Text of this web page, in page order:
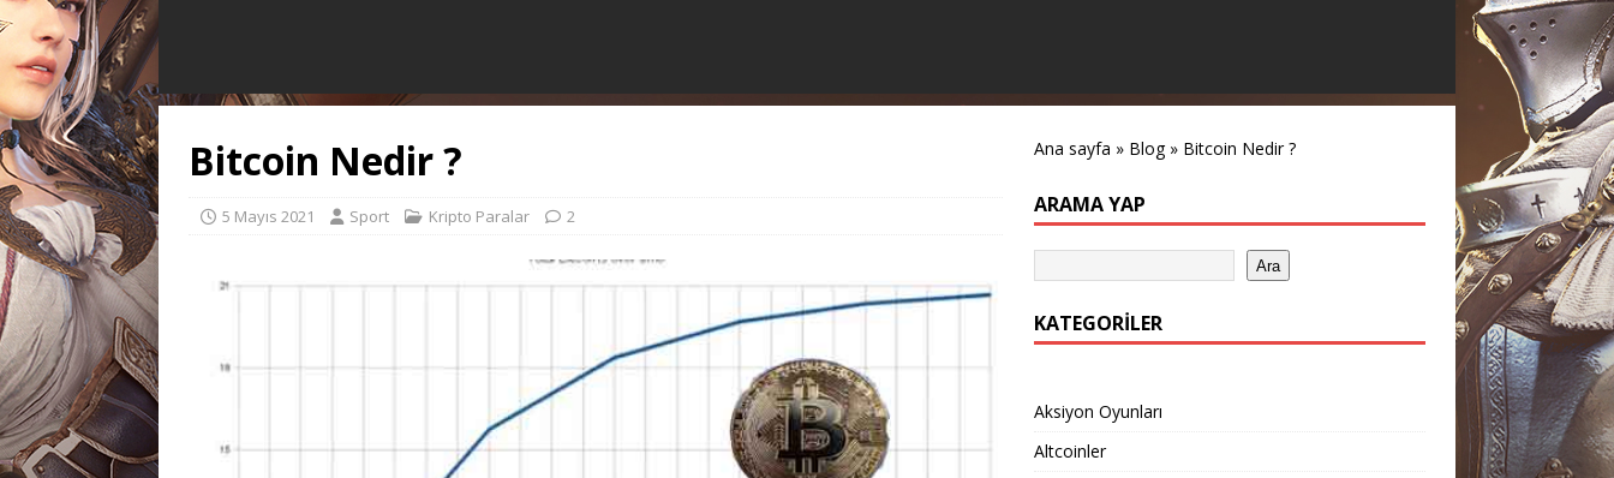
Bitcoin Nedir ?
5 Mayıs 2021 Sport Kripto Paralar 2
Ana sayfa » Blog» Bitcoin Nedir ?
ARAMA YAP
Ara
KATEGORILER
Aksiyon Oyunları
Altcoinler